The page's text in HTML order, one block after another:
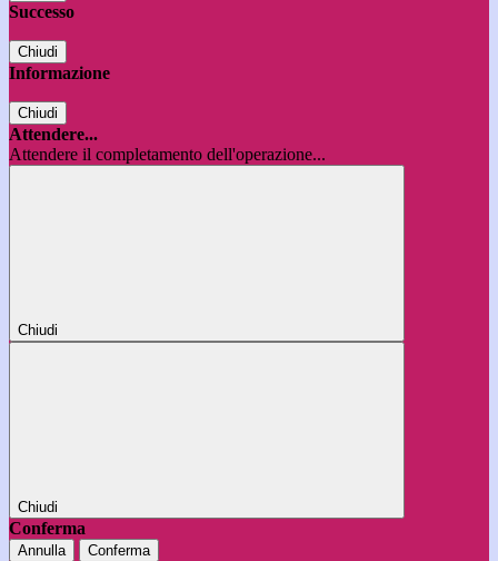
Successo
Chiudi
Informazione
Chiudi
Attendere...
Attendere il completamento dell'operazione...
Chiudi
Chiudi
Conferma
Annulla Conferma